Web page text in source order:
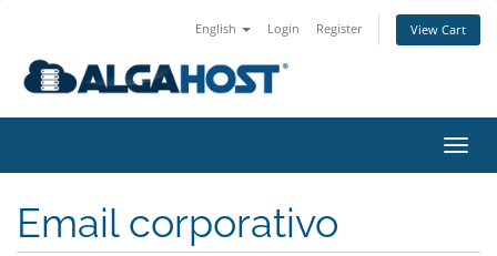
English Login Register View Cart
Email corporativo